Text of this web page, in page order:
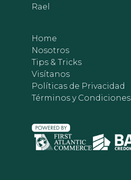
Rael
Home
Nosotros
Tips & Tricks
Visítanos
Políticas de Privacidad
Términos y Condiciones